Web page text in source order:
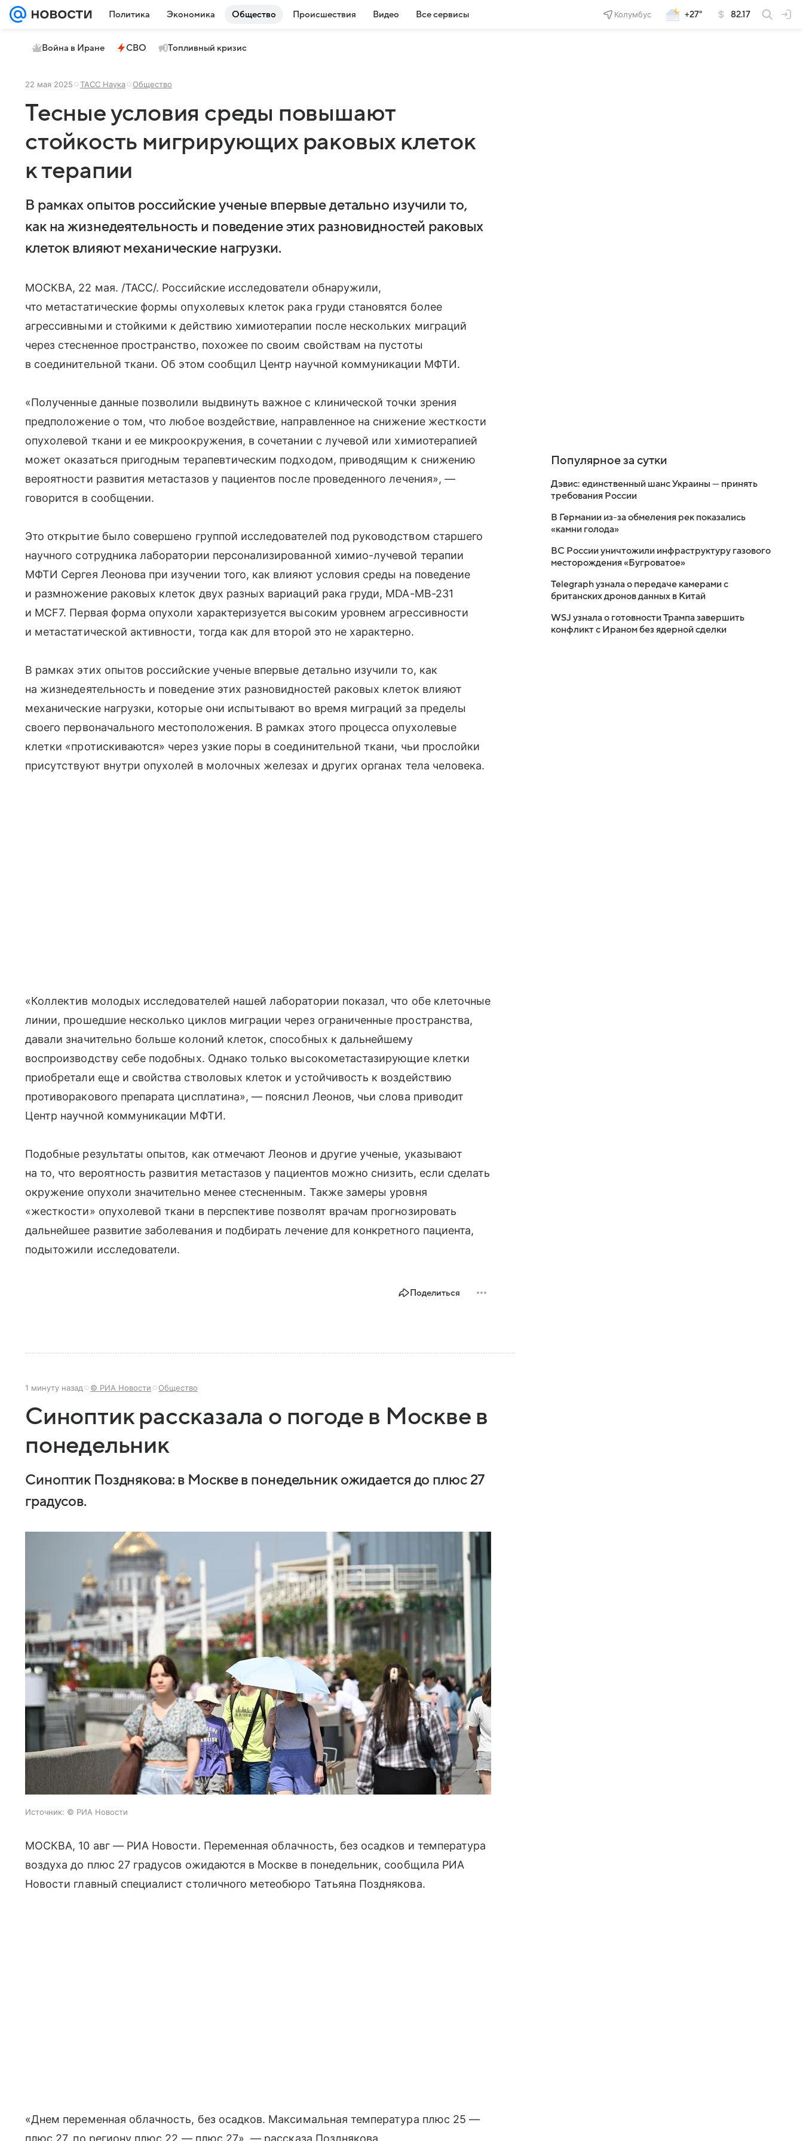
Политика Экономика Общество Происшествия Видео Все сервисы Колумбус +27° 82.17
Война в Иране СВО Топливный кризис
22 мая 2025 ТАСС Наука Общество
Тесные условия среды повышают
стойкость мигрирующих раковых клеток
к терапии
В рамках опытов российские ученые впервые детально изучили то,
как на жизнедеятельность и поведение этих разновидностей раковых
клеток влияют механические нагрузки.
МОСКВА, 22 мая. /ТАСС/. Российские исследователи обнаружили,
что метастатические формы опухолевых клеток рака груди становятся более
агрессивными и стойкими к действию химиотерапии после нескольких миграций
через стесненное пространство, похожее по своим свойствам на пустоты
в соединительной ткани. Об этом сообщил Центр научной коммуникации МФТИ.
«Полученные данные позволили выдвинуть важное с клинической точки зрения
предположение о том, что любое воздействие, направленное на снижение жесткости
опухолевой ткани и ее микроокружения, в сочетании с лучевой или химиотерапией
может оказаться пригодным терапевтическим подходом, приводящим к снижению
вероятности развития метастазов у пациентов после проведенного лечения», —
говорится в сообщении.
Это открытие было совершено группой исследователей под руководством старшего
научного сотрудника лаборатории персонализированной химио-лучевой терапии
МФТИ Сергея Леонова при изучении того, как влияют условия среды на поведение
и размножение раковых клеток двух разных вариаций рака груди, MDA-MB-231
и MCF7. Первая форма опухоли характеризуется высоким уровнем агрессивности
и метастатической активности, тогда как для второй это не характерно.
В рамках этих опытов российские ученые впервые детально изучили то, как
на жизнедеятельность и поведение этих разновидностей раковых клеток влияют
механические нагрузки, которые они испытывают во время миграций за пределы
своего первоначального местоположения. В рамках этого процесса опухолевые
клетки «протискиваются» через узкие поры в соединительной ткани, чьи прослойки
присутствуют внутри опухолей в молочных железах и других органах тела человека.
«Коллектив молодых исследователей нашей лаборатории показал, что обе клеточные
линии, прошедшие несколько циклов миграции через ограниченные пространства,
давали значительно больше колоний клеток, способных к дальнейшему
воспроизводству себе подобных. Однако только высокометастазирующие клетки
приобретали еще и свойства стволовых клеток и устойчивость к воздействию
противоракового препарата цисплатина», — пояснил Леонов, чьи слова приводит
Центр научной коммуникации МФТИ.
Подобные результаты опытов, как отмечают Леонов и другие ученые, указывают
на то, что вероятность развития метастазов у пациентов можно снизить, если сделать
окружение опухоли значительно менее стесненным. Также замеры уровня
«жесткости» опухолевой ткани в перспективе позволят врачам прогнозировать
дальнейшее развитие заболевания и подбирать лечение для конкретного пациента,
подытожили исследователи.
Поделиться
1 минуту назад © РИА Новости Общество
Синоптик рассказала о погоде в Москве в
понедельник
Синоптик Позднякова: в Москве в понедельник ожидается до плюс 27
градусов.
Источник: © РИА Новости
МОСКВА, 10 авг — РИА Новости. Переменная облачность, без осадков и температура
воздуха до плюс 27 градусов ожидаются в Москве в понедельник, сообщила РИА
Новости главный специалист столичного метеобюро Татьяна Позднякова.
«Днем переменная облачность, без осадков. Максимальная температура плюс 25 —
плюс 27, по региону плюс 22 — плюс 27», — рассказа Позднякова.
Популярное за сутки
Дэвис: единственный шанс Украины — принять
требования России
В Германии из-за обмеления рек показались
«камни голода»
ВС России уничтожили инфраструктуру газового
месторождения «Бугроватое»
Telegraph узнала о передаче камерами с
британских дронов данных в Китай
WSJ узнала о готовности Трампа завершить
конфликт с Ираном без ядерной сделки